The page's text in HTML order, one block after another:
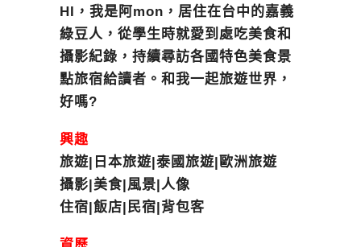
HI，我是阿mon，居住在台中的嘉義
綠豆人，從學生時就愛到處吃美食和
攝影紀錄，持續尋訪各國特色美食景
點旅宿給讀者。和我一起旅遊世界，
好嗎?
興趣
旅遊|日本旅遊|泰國旅遊|歐洲旅遊
攝影|美食|風景|人像
住宿|飯店|民宿|背包客